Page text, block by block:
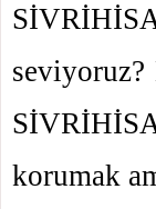
seviyoruz?
korumak